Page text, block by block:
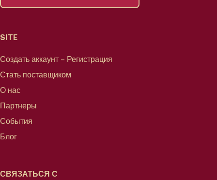
SITE
Создать аккаунт – Регистрация
Стать поставщиком
О нас
Партнеры
События
Блог
СВЯЗАТЬСЯ С